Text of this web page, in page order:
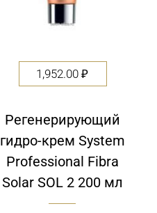
1,952.00₽
Регенерирующий
гидро-крем System
Professional Fibra
Solar SOL 2 200 мл